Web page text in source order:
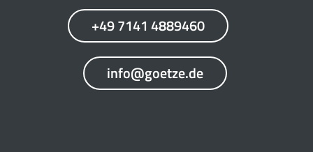
+49 7141 4889460
info@goetze.de